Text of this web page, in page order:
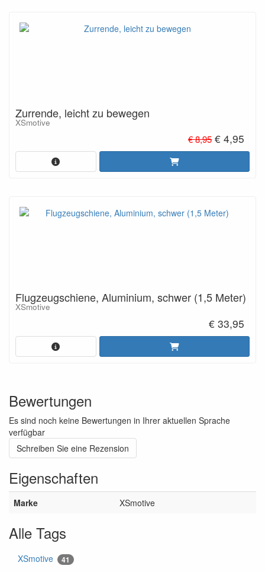
Zurrende, leicht zu bewegen
XSmotive
€ 8,95€ 4,95
Flugzeugschiene, Aluminium, schwer (1,5 Meter)
XSmotive
€ 33,95
Bewertungen
Es sind noch keine Bewertungen in Ihrer aktuellen Sprache
verfügbar
Schreiben Sie eine Rezension
Eigenschaften
Marke XSmotive
Alle Tags
XSmotive 41